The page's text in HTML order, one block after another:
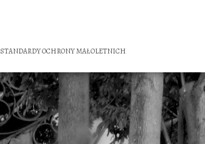
STANDARDY OCHRONY MAŁOLETNICH